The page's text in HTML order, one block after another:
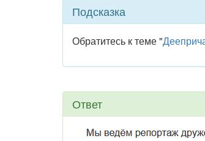
Подсказка
Обратитесь к теме "
Ответ